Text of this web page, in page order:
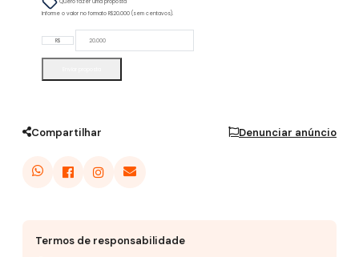
Informe o valor no formato R$20.000 (sem centavos).
R$
Compartilhar Denunciar anúncio
Termos de responsabilidade